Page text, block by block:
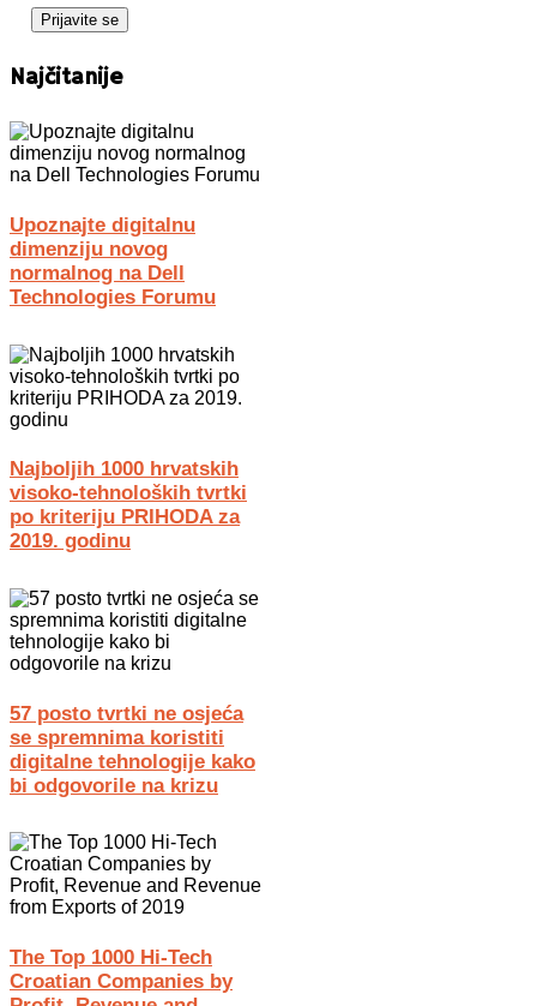
Najčitanije
Upoznajte digitalnu
dimenziju novog
normalnog na Dell
Technologies Forumu
Najboljih 1000 hrvatskih
visoko-tehnoloških tvrtki
po kriteriju PRIHODA za
2019. godinu
57 posto tvrtki ne osjeća
se spremnima koristiti
digitalne tehnologije kako
bi odgovorile na krizu
The Top 1000 Hi-Tech
Croatian Companies by